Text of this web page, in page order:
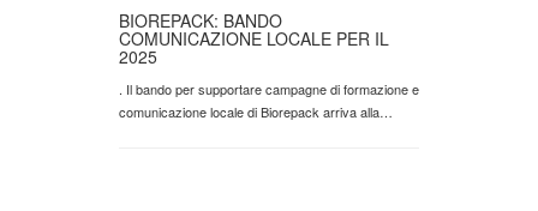
BIOREPACK: BANDO
COMUNICAZIONE LOCALE PER IL
2025
. Il bando per supportare campagne di formazione e
comunicazione locale di Biorepack arriva alla…